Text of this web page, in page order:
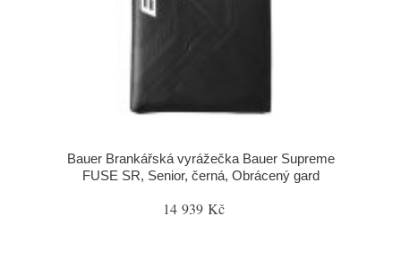
Bauer Brankářská vyrážečka Bauer Supreme
FUSE SR, Senior, černá, Obrácený gard
14 939 Kč